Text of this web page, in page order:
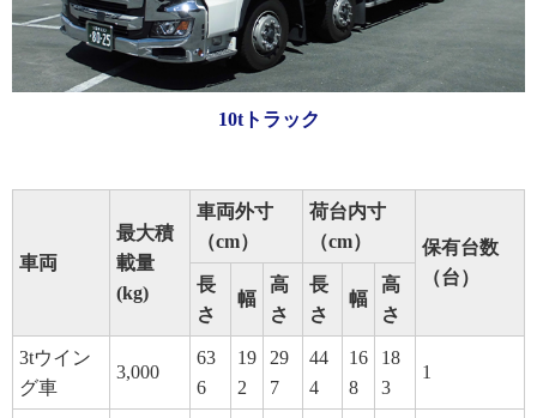
10tトラック
車両
最大積
載量
(kg)
車両外寸
（cm）
荷台内寸
（cm）
保有台数
（台）
長
さ
幅
高
さ
長
さ
幅
高
さ
3tウイン
グ車
3,000
63
6
19
2
29
7
44
4
16
8
18
3
1